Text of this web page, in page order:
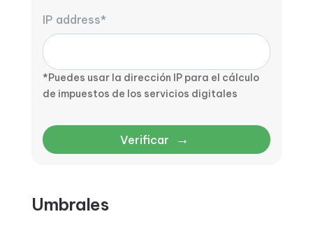
IP address*
*Puedes usar la dirección IP para el cálculo
de impuestos de los servicios digitales
Verificar →
Umbrales